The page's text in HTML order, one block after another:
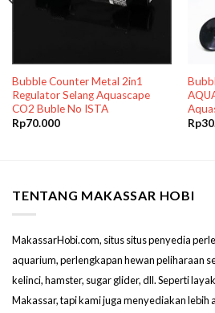
Bubble Counter Metal 2in1
Regulator Selang Aquascape
CO2 Buble No ISTA
Rp70.000
Rp
TENTANG MAKASSAR HOBI
MakassarHobi.com, situs situs penyedia
aquarium, perlengkapan hewan peliharaan
kelinci, hamster, sugar glider, dll. Seperti
Makassar, tapi kami juga menyediakan lebih